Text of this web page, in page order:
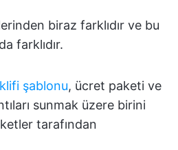
biraz farklıdır ve bu
farklıdır.
şablonu, ücret paketi ve
sunmak üzere birini
tarafından